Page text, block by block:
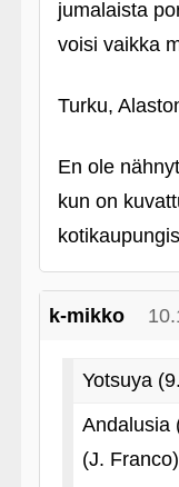
jumalaista
voisi vaikka
Turku,
En ole
kun on
k-mikko
Yotsuya
Andalusia
(J. Franco)